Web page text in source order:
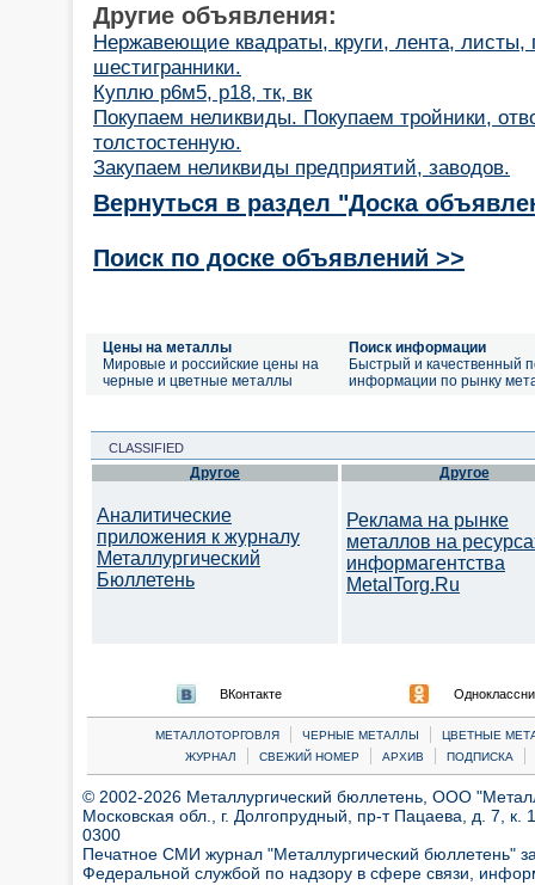
Другие объявления:
Нержавеющие квадраты, круги, лента, листы,
шестигранники.
Куплю р6м5, р18, тк, вк
Покупаем неликвиды. Покупаем тройники,
толстостенную.
Закупаем неликвиды предприятий, заводов.
Вернуться в раздел "Доска
Поиск по доске объявлений >>
Цены на металлы
Мировые и российские цены на
черные и цветные металлы
Поиск информации
Быстрый и качественный
информации по рынку
CLASSIFIED
Другое
Аналитические
приложения к журналу
Металлургический
Бюллетень
Другое
Реклама на рынке
металлов на
информагентства
MetalTorg.Ru
ВКонтакте
МЕТАЛЛОТОРГОВЛЯ | ЧЕРНЫЕ МЕТАЛЛЫ |
ЦВЕТНЫЕ
ЖУРНАЛ
| СВЕЖИЙ НОМЕР | АРХИВ | ПОДПИСКА |
© 2002-2026 Металлургический бюллетень, ООО
Московская обл., г. Долгопрудный, пр-т Пацаева, д. 7,
0300
Печатное СМИ журнал "Металлургический бюллетень"
Федеральной службой по надзору в сфере связи,